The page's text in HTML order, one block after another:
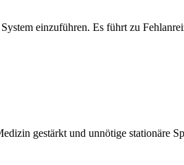
einzuführen. Es führt zu
gestärkt und unnötige stationäre